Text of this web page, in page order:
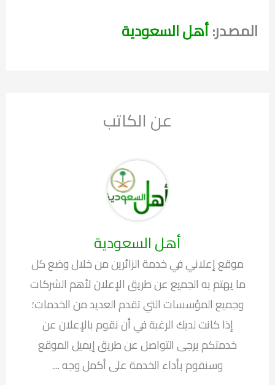
المصدر:أهل السعودية
عن الكاتب
أهل السعودية
موقع إعلاني في خدمة الزائرين من خلال وضع كل
ما يهتم به الجميع عن طريق الإعلان لأهم الشركات
وجميع المؤسسات التي تقدم العديد من الخدمات؛
إذا كانت لديك الرغبة في أن نقوم بالإعلان عن
خدمتكم يرجى التواصل عن طريق إيميل الموقع
وسنقوم بأداء الخدمة على أكمل وجه ....